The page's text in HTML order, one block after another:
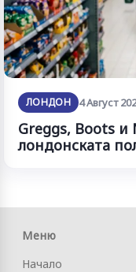
ЛОНДОН 4 Август
Greggs, Boots и
лондонската
Меню
Начало